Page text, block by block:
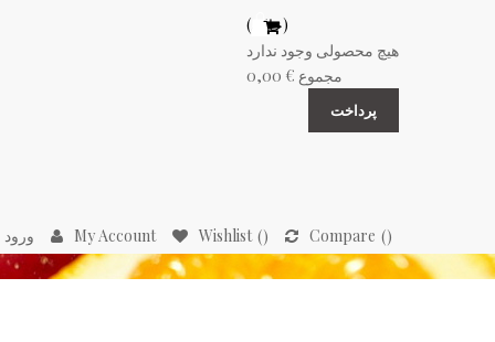
(خالی)
هیچ محصولی وجود ندارد
0,00 € مجموع
پرداخت
My Account Wishlist Compare